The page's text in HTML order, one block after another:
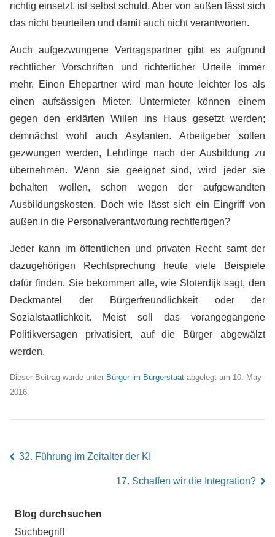
richtig einsetzt, ist selbst schuld. Aber von außen lässt sich
das nicht beurteilen und damit auch nicht verantworten.
Auch aufgezwungene Vertragspartner gibt es aufgrund
rechtlicher Vorschriften und richterlicher Urteile immer
mehr. Einen Ehepartner wird man heute leichter los als
einen aufsässigen Mieter. Untermieter können einem
gegen den erklärten Willen ins Haus gesetzt werden;
demnächst wohl auch Asylanten. Arbeitgeber sollen
gezwungen werden, Lehrlinge nach der Ausbildung zu
übernehmen. Wenn sie geeignet sind, wird jeder sie
behalten wollen, schon wegen der aufgewandten
Ausbildungskosten. Doch wie lässt sich ein Eingriff von
außen in die Personalverantwortung rechtfertigen?
Jeder kann im öffentlichen und privaten Recht samt der
dazugehörigen Rechtsprechung heute viele Beispiele
dafür finden. Sie bekommen alle, wie Sloterdijk sagt, den
Deckmantel der Bürgerfreundlichkeit oder der
Sozialstaatlichkeit. Meist soll das vorangegangene
Politikversagen privatisiert, auf die Bürger abgewälzt
werden.
Dieser Beitrag wurde unter Bürger im Bürgerstaat abgelegt am 10. May
2016.
left32. Führung im Zeitalter der KI
17. Schaffen wir die Integration? right
Blog durchsuchen
Suchbegriff